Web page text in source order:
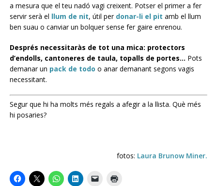
a mesura que el teu nadó vagi creixent. Potser el primer a fer
servir serà el llum de nit, útil per donar-li el pit amb el llum
ben suau o canviar un bolquer sense fer gaire enrenou.
Després necessitaràs de tot una mica: protectors
d’endolls, cantoneres de taula, topalls de portes… Pots
demanar un pack de todo o anar demanant segons vagis
necessitant.
Segur que hi ha molts més regals a afegir a la llista. Què més
hi posaries?
fotos: Laura Brunow Miner.